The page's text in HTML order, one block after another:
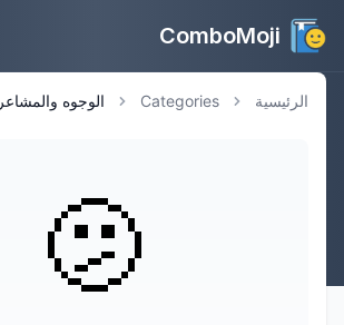
ComboMoji
الرئيسية Categories الوجوه والمشاعر
🫤